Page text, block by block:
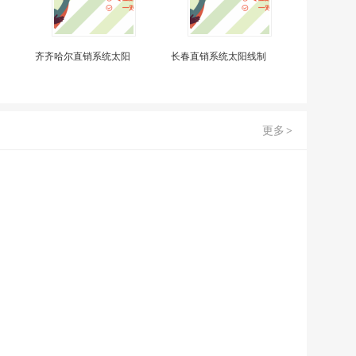
齐齐哈尔直销系统太阳 长春直销系统太阳线制
更多 >